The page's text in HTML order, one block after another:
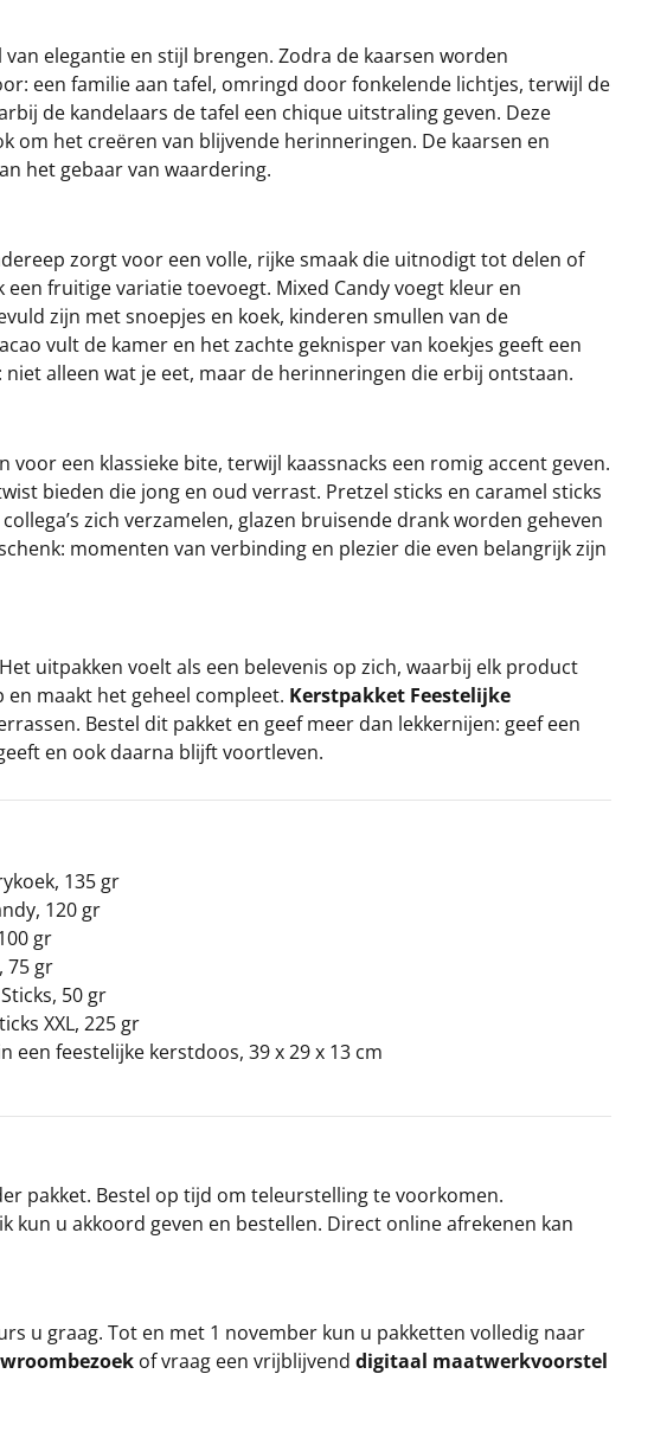
van elegantie en stijl brengen. Zodra de kaarsen worden
een familie aan tafel, omringd door fonkelende lichtjes, terwijl de
de kandelaars de tafel een chique uitstraling geven. Deze
om het creëren van blijvende herinneringen. De kaarsen en
het gebaar van waardering.
zorgt voor een volle, rijke smaak die uitnodigt tot delen of
fruitige variatie toevoegt. Mixed Candy voegt kleur en
zijn met snoepjes en koek, kinderen smullen van de
vult de kamer en het zachte geknisper van koekjes geeft een
alleen wat je eet, maar de herinneringen die erbij ontstaan.
een klassieke bite, terwijl kaassnacks een romig accent geven.
bieden die jong en oud verrast. Pretzel sticks en caramel sticks
zich verzamelen, glazen bruisende drank worden geheven
momenten van verbinding en plezier die even belangrijk zijn
uitpakken voelt als een belevenis op zich, waarbij elk product
maakt het geheel compleet. Kerstpakket Feestelijke
Bestel dit pakket en geef meer dan lekkernijen: geef een
en ook daarna blijft voortleven.
135 gr
120 gr
gr
75 gr
50 gr
XXL, 225 gr
een feestelijke kerstdoos, 39 x 29 x 13 cm
pakket. Bestel op tijd om teleurstelling te voorkomen.
u akkoord geven en bestellen. Direct online afrekenen kan
u graag. Tot en met 1 november kun u pakketten volledig naar
of vraag een vrijblijvend digitaal maatwerkvoorstel